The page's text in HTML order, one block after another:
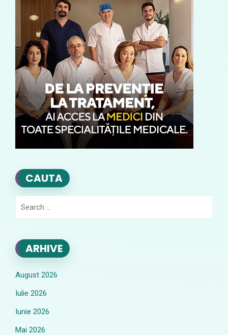
CAUTA
ARHIVE
August 2026
Iulie 2026
Iunie 2026
Mai 2026